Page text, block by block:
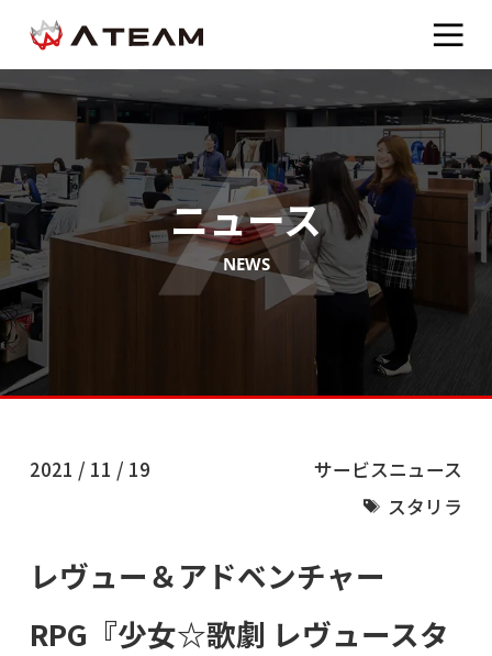
ニュース
NEWS
2021 / 11 / 19
サービスニュース
スタリラ
レヴュー＆アドベンチャー
RPG『少女☆歌劇 レヴュースタ